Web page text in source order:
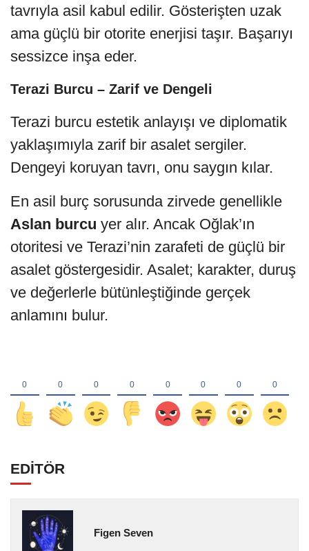
tavrıyla asil kabul edilir. Gösterişten uzak
ama güçlü bir otorite enerjisi taşır. Başarıyı
sessizce inşa eder.
Terazi Burcu – Zarif ve Dengeli
Terazi burcu estetik anlayışı ve diplomatik
yaklaşımıyla zarif bir asalet sergiler.
Dengeyi koruyan tavrı, onu saygın kılar.
En asil burç sorusunda zirvede genellikle
Aslan burcu yer alır. Ancak Oğlak’ın
otoritesi ve Terazi’nin zarafeti de güçlü bir
asalet göstergesidir. Asalet; karakter, duruş
ve değerlerle bütünleştiğinde gerçek
anlamını bulur.
EDİTÖR
Figen Seven